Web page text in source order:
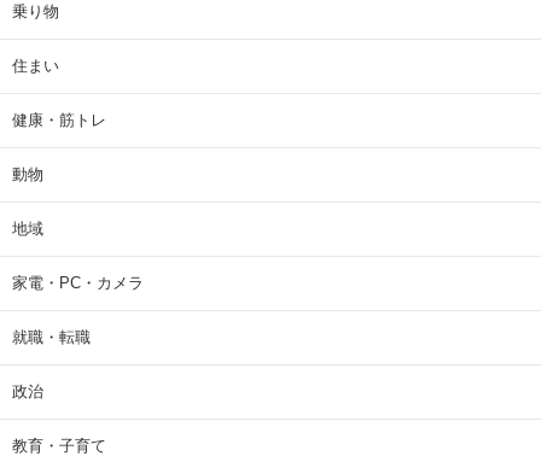
乗り物
住まい
健康・筋トレ
動物
地域
家電・PC・カメラ
就職・転職
政治
教育・子育て